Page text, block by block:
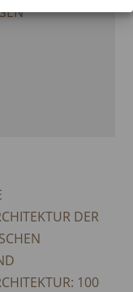
DER
100